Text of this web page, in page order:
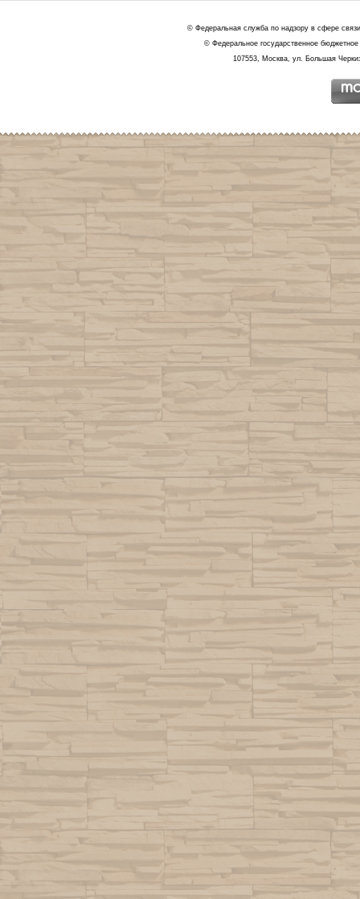
© Федеральная служба по надзору в сфере
© Федеральное государственное
107553, Москва, ул. Большая